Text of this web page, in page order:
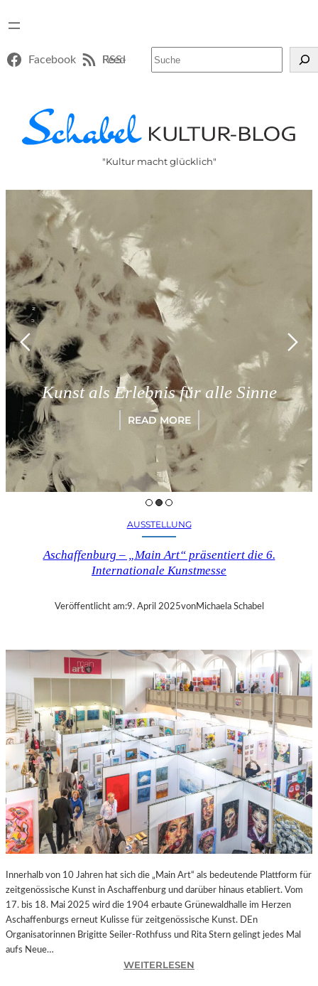
Facebook RSS-Feed
"Kultur macht glücklich"
Kunst als Erlebnis für alle Sinne
READ MORE
AUSSTELLUNG
Aschaffenburg – „Main Art“ präsentiert die 6.
Internationale Kunstmesse
Veröffentlicht am:9. April 2025vonMichaela Schabel
Innerhalb von 10 Jahren hat sich die „Main Art“ als bedeutende Plattform für
zeitgenössische Kunst in Aschaffenburg und darüber hinaus etabliert. Vom
17. bis 18. Mai 2025 wird die 1904 erbaute Grünewaldhalle im Herzen
Aschaffenburgs erneut Kulisse für zeitgenössische Kunst. DEn
Organisatorinnen Brigitte Seiler-Rothfuss und Rita Stern gelingt jedes Mal
aufs Neue…
WEITERLESEN